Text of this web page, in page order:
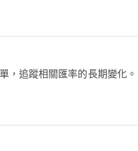
，追蹤相關匯率的長期變化。